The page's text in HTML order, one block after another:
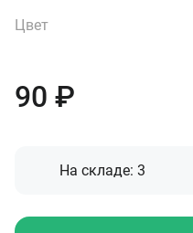
Цвет
90 ₽
На складе:3